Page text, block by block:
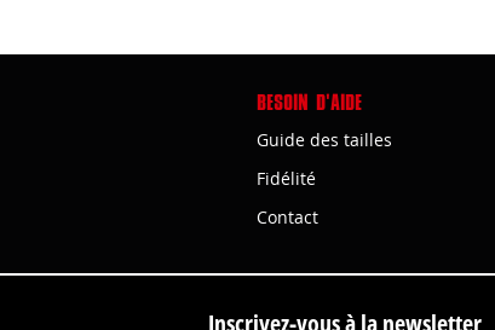
BESOIN D'AIDE
Guide des tailles
Fidélité
Contact
Inscrivez-vous à la newsletter